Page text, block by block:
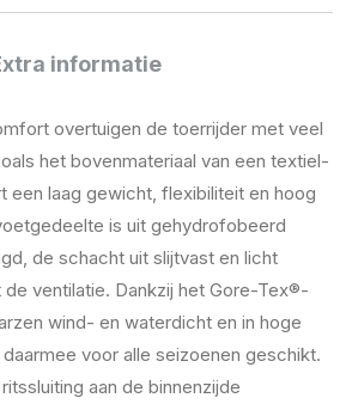
informatie
overtuigen de toerrijder met veel
het bovenmateriaal van een textiel-
een laag gewicht, flexibiliteit en hoog
is uit gehydrofobeerd
de schacht uit slijtvast en licht
ventilatie. Dankzij het Gore-Tex®-
wind- en waterdicht en in hoge
voor alle seizoenen geschikt.
aan de binnenzijde